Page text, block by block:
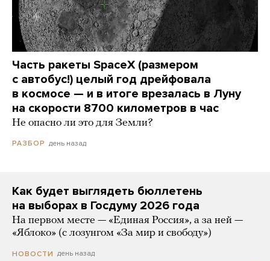
Часть ракеты SpaceX (размером
с автобус!) целый год дрейфовала
в космосе — и в итоге врезалась в Луну
на скорости 8700 километров в час
Не опасно ли это для Земли?
РАЗБОР день назад
Как будет выглядеть бюллетень
на выборах в Госдуму 2026 года
На первом месте — «Единая Россия», а за ней —
«Яблоко» (с лозунгом «За мир и свободу»)
НОВОСТИ день назад